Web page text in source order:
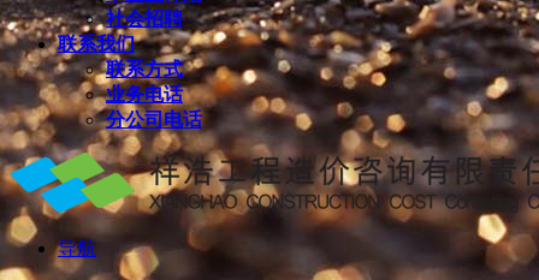
社会招聘
联系我们
联系方式
业务电话
分公司电话
导航